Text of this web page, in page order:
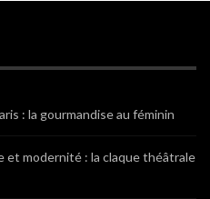
: la gourmandise au féminin
et modernité : la claque théâtrale